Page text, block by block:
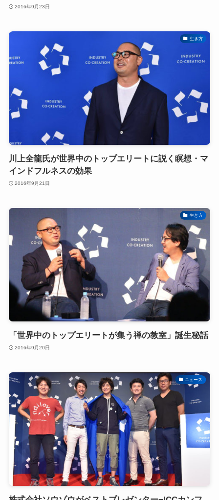
2016年9月23日
生き方
川上全龍氏が世界中のトップエリートに説く瞑想・マ
インドフルネスの効果
2016年9月21日
生き方
「世界中のトップエリートが集う禅の教室」誕生秘話
2016年9月20日
ニュース